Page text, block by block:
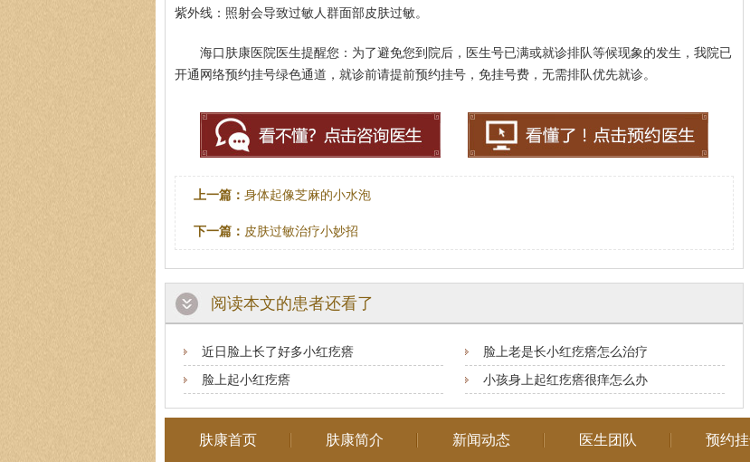
紫外线：照射会导致过敏人群面部皮肤过敏。
海口肤康医院医生提醒您：为了避免您到院后，医生号已满或就诊排队等候现象的发生，我院已
开通网络预约挂号绿色通道，就诊前请提前预约挂号，免挂号费，无需排队优先就诊。
上一篇： 身体起像芝麻的小水泡
下一篇： 皮肤过敏治疗小妙招
阅读本文的患者还看了
近日脸上长了好多小红疙瘩
脸上老是长小红疙瘩怎么治疗
脸上起小红疙瘩
小孩身上起红疙瘩很痒怎么办
肤康首页 肤康简介 新闻动态 医生团队 预约